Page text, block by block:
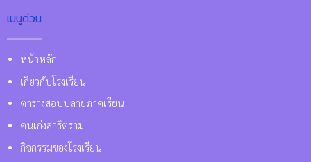
เมนูด่วน
หน้าหลัก
เกี่ยวกับโรงเรียน
ตารางสอบปลายภาคเรียน
คนเก่งสาธิตราม
กิจกรรมของโรงเรียน